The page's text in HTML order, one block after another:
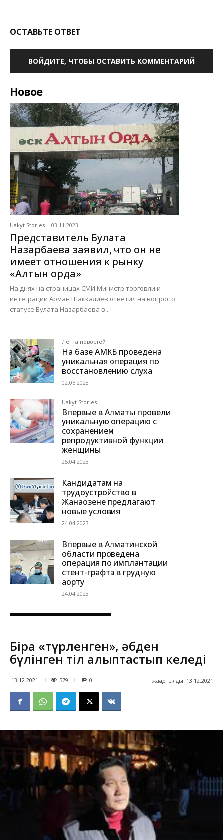
ОСТАВЬТЕ ОТВЕТ
ВОЙДИТЕ, ЧТОБЫ ОСТАВИТЬ КОММЕНТАРИЙ
Новое
Uakyt Stories 03.11.2023
Представитель Булата
Назарбаева заявил, что он не
имеет отношения к рынку
«Алтын орда»
На днях на страницах СМИ Министр торговли и
интеграции Арман Шаккалиев ответил на вопрос о
статусе Булата Назарбаева в...
Лента новостей
На базе АМКБ проведена
уникальная операция по
восстановлению слуха
02.05.2023
Uakyt Stories
Впервые в Алматы провели
уникальную операцию с
сохранением
репродуктивной функции
женщины
25.04.2023
Кандидатам на
трудоустройство в
Жанаозене предлагают
новые условия
24.04.2023
Впервые в Алматинской
области проведена
операция по имплантации
стент-графта в грудную
аорту
24.04.2023